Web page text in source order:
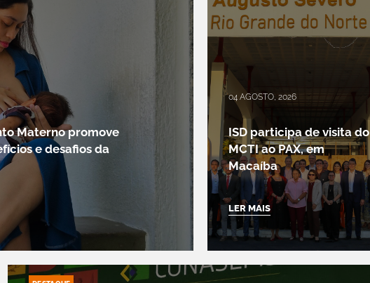
Materno promove
e desafios da
04 AGOSTO, 2026
ISD participa de visita do
MCTI ao PAX, em
Macaíba
LER MAIS